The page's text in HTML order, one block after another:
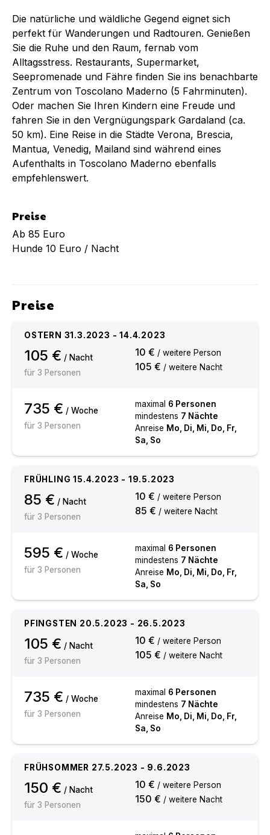
Die natürliche und wäldliche Gegend eignet sich
perfekt für Wanderungen und Radtouren. Genießen
Sie die Ruhe und den Raum, fernab vom
Alltagsstress. Restaurants, Supermarket,
Seepromenade und Fähre finden Sie ins benachbarte
Zentrum von Toscolano Maderno (5 Fahrminuten).
Oder machen Sie Ihren Kindern eine Freude und
fahren Sie in den Vergnügungspark Gardaland (ca.
50 km). Eine Reise in die Städte Verona, Brescia,
Mantua, Venedig, Mailand sind während eines
Aufenthalts in Toscolano Maderno ebenfalls
empfehlenswert.
Preise
Ab 85 Euro
Hunde 10 Euro / Nacht
Preise
OSTERN 31.3.2023 - 14.4.2023
105 € / Nacht
für 3 Personen
10 € / weitere Person
105 € / weitere Nacht
735 € / Woche
für 3 Personen
maximal 6 Personen
mindestens 7 Nächte
Anreise Mo, Di, Mi, Do, Fr,
Sa, So
FRÜHLING 15.4.2023 - 19.5.2023
85 € / Nacht
für 3 Personen
10 € / weitere Person
85 € / weitere Nacht
595 € / Woche
für 3 Personen
maximal 6 Personen
mindestens 7 Nächte
Anreise Mo, Di, Mi, Do, Fr,
Sa, So
PFINGSTEN 20.5.2023 - 26.5.2023
105 € / Nacht
für 3 Personen
10 € / weitere Person
105 € / weitere Nacht
735 € / Woche
für 3 Personen
maximal 6 Personen
mindestens 7 Nächte
Anreise Mo, Di, Mi, Do, Fr,
Sa, So
FRÜHSOMMER 27.5.2023 - 9.6.2023
150 € / Nacht
für 3 Personen
10 € / weitere Person
150 € / weitere Nacht